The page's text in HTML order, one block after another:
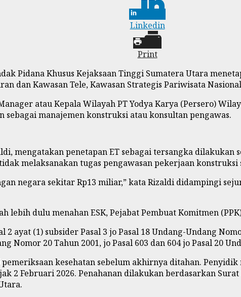
Linkedin
Print
Pidana Khusus Kejaksaan Tinggi Sumatera Utara
dan Kawasan Tele, Kawasan Strategis Pariwisata
atau Kepala Wilayah PT Yodya Karya (Persero)
sebagai manajemen konstruksi atau konsultan pengawas.
mengatakan penetapan ET sebagai tersangka
melaksanakan tugas pengawasan pekerjaan
negara sekitar Rp13 miliar,” kata Rizaldi didampingi
lebih dulu menahan ESK, Pejabat Pembuat Komitmen
ayat (1) subsider Pasal 3 jo Pasal 18 Undang-Undang
Nomor 20 Tahun 2001, jo Pasal 603 dan 604 jo Pasal 20
kesehatan sebelum akhirnya ditahan.
2 Februari 2026. Penahanan dilakukan berdasarkan